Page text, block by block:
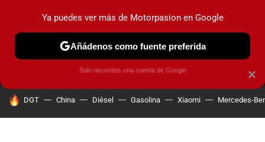
MENÚ NUEVO
COCHES ELÉCTRICOS OBSERVATORIO
HOY SE HABLA DE
DGT China Diésel Gasolina Xiaomi Mercedes-
×
Ya puedes ver más de Motorpasion en Google
Añádenos como fuente preferida
Solo necesitas una cuenta de Google